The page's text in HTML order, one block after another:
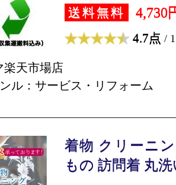
送料無料 4,730
4.7点 /
楽天市場店
ル：サービス・リフォーム
着物 クリーニ
もの 訪問着 丸洗